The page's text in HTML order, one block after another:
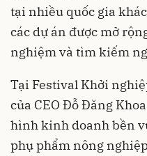
tại nhiều quốc gia
các dự án được mở
nghiệm và tìm kiếm
Tại Festival Khởi
của CEO Đỗ Đăng
hình kinh doanh bền
phụ phẩm nông